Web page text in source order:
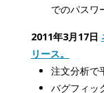
でのパスワ
2011年3月17日
リース。
注文分析で
バグフィッ